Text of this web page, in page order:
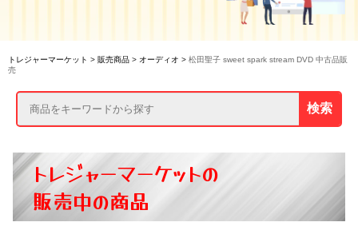
トレジャーマーケット > 販売商品> オーディオ > 松田聖子 sweet spark stream DVD 中古品販
売
検索
トレジャーマーケットの
販売中の商品